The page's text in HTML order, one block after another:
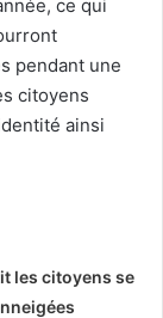
ce qui
pendant une
citoyens
ainsi
les citoyens se